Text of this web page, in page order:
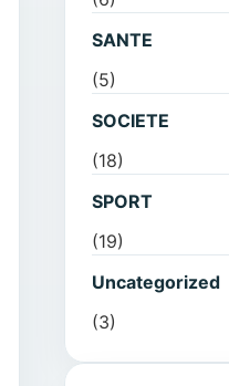
SANTE
(5)
SOCIETE
(18)
SPORT
(19)
Uncategorized
(3)